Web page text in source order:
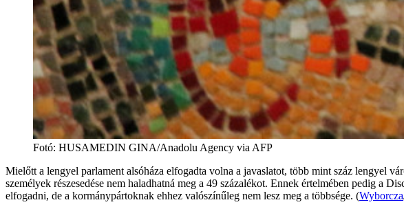
Fotó: HUSAMEDIN GINA/Anadolu Agency via AFP
Mielőtt a lengyel parlament alsóháza elfogadta volna a javaslatot, több mint száz lengyel
személyek részesedése nem haladhatná meg a 49 százalékot. Ennek értelmében pedig a
elfogadni, de a kormánypártoknak ehhez valószínűleg nem lesz meg a többsége. (Wyborcza